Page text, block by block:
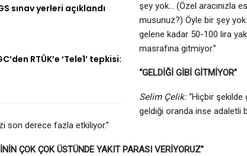
sınav yerleri açıklandı
RTÜK’e ‘Tele1’ tepkisi:
şey yok… (Özel aracınızla
musunuz?) Öyle bir şey
gelene kadar 50-100 lira
masrafına gitmiyor.”
“GELDİĞİ GİBİ GİTMİYOR”
Selim Çelik:“Hiçbir şekilde
geldiği oranda inse adaletli
son derece fazla etkiliyor.”
ÇOK ÇOK ÜSTÜNDE YAKIT PARASI VERİYORUZ”